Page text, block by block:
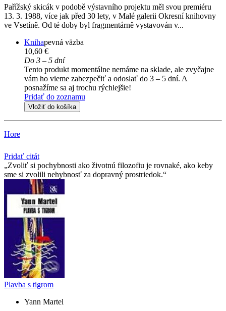
Pařížský skicák v podobě výstavního projektu měl svou premiéru
13. 3. 1988, více jak před 30 lety, v Malé galerii Okresní knihovny
ve Vsetíně. Od té doby byl fragmentárně vystavován v...
Knihapevná väzba
10,60 €
Do 3 – 5 dní
Tento produkt momentálne nemáme na sklade, ale zvyčajne
vám ho vieme zabezpečiť a odoslať do 3 – 5 dní. A
posnažíme sa aj trochu rýchlejšie!
Pridať do zoznamu
Vložiť do košíka
Hore
Pridať citát
Zvoliť si pochybnosti ako životnú filozofiu je rovnaké, ako keby
sme si zvolili nehybnosť za dopravný prostriedok.
Plavba s tigrom
Yann Martel